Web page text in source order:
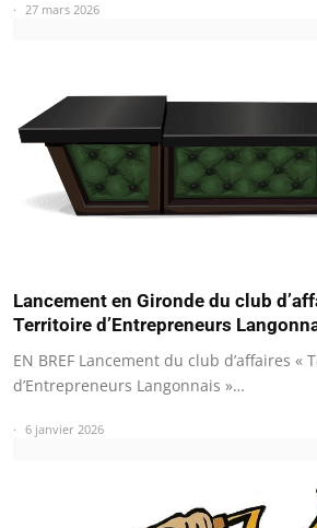
27 mars 2026
Lancement en Gironde du club
Territoire d’Entrepreneurs
EN BREF Lancement du club d’affaires «
d’Entrepreneurs Langonnais »…
6 janvier 2026